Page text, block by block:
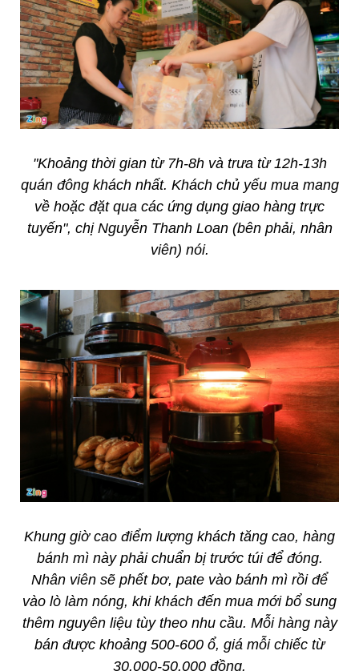
"Khoảng thời gian từ 7h-8h và trưa từ 12h-13h
quán đông khách nhất. Khách chủ yếu mua mang
về hoặc đặt qua các ứng dụng giao hàng trực
tuyến", chị Nguyễn Thanh Loan (bên phải, nhân
viên) nói.
Khung giờ cao điểm lượng khách tăng cao, hàng
bánh mì này phải chuẩn bị trước túi để đóng.
Nhân viên sẽ phết bơ, pate vào bánh mì rồi để
vào lò làm nóng, khi khách đến mua mới bổ sung
thêm nguyên liệu tùy theo nhu cầu. Mỗi hàng này
bán được khoảng 500-600 ổ, giá mỗi chiếc từ
30.000-50.000 đồng.